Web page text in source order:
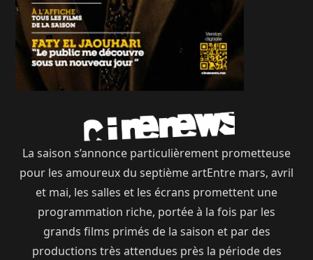
La saison s’annonce particulièrement prometteuse
pour les amoureux du septième artEntre mars, avril
et mai, les salles et les écrans promettent une
programmation riche, portée à la fois par les
grands films primés de la saison et par des
productions très attendues près la période des